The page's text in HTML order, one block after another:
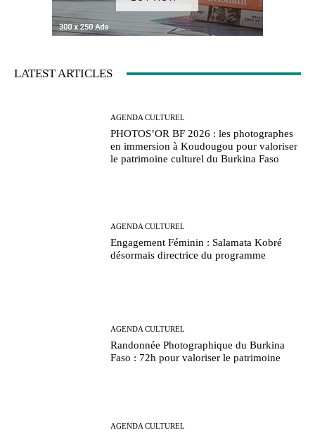
LATEST ARTICLES
AGENDA CULTUREL
PHOTOS’OR BF 2026 : les photographes
en immersion à Koudougou pour valoriser
le patrimoine culturel du Burkina Faso
AGENDA CULTUREL
Engagement Féminin : Salamata Kobré
désormais directrice du programme
AGENDA CULTUREL
Randonnée Photographique du Burkina
Faso : 72h pour valoriser le patrimoine
AGENDA CULTUREL